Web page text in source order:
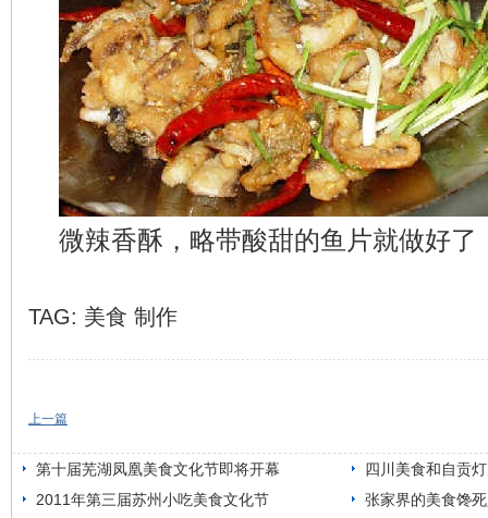
微辣香酥，略带酸甜的鱼片就做好了
TAG: 美食 制作
上一篇
第十届芜湖凤凰美食文化节即将开幕
四川美食和自贡
2011年第三届苏州小吃美食文化节
张家界的美食馋